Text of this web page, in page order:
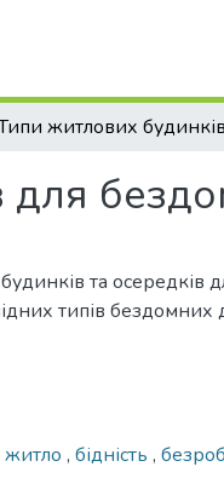
для
та осередків
типів бездомних
житло , бідність ,